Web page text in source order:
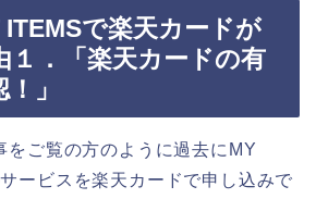
ITEMSで楽天カードが
１．「楽天カードの有
」
をご覧の方のように過去にMY
ービスを楽天カードで申し込みで